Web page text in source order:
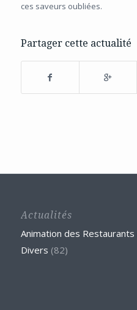
ces saveurs oubliées.
Partager cette actualité
Actualités
Animation des Restaurants
Divers (82)